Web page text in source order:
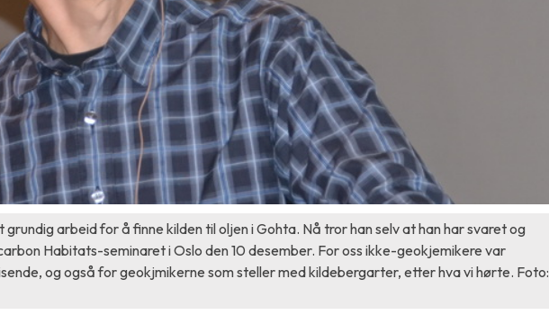
arbeid for å finne kilden til oljen i Gohta. Nå tror han selv at han har svaret og
Habitats-seminaret i Oslo den 10 desember. For oss ikke-geokjemikere var
og også for geokjmikerne som steller med kildebergarter, etter hva vi hørte. Foto: